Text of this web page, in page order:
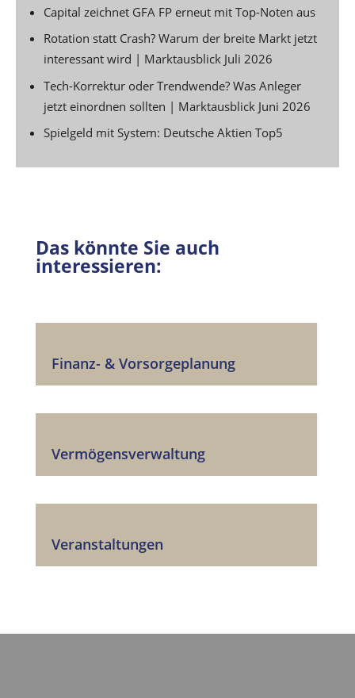
Capital zeichnet GFA FP erneut mit Top-Noten aus
Rotation statt Crash? Warum der breite Markt jetzt
interessant wird | Marktausblick Juli 2026
Tech-Korrektur oder Trendwende? Was Anleger
jetzt einordnen sollten | Marktausblick Juni 2026
Spielgeld mit System: Deutsche Aktien Top5
Das könnte Sie auch
interessieren:
Finanz- & Vorsorgeplanung
Vermögensverwaltung
Veranstaltungen